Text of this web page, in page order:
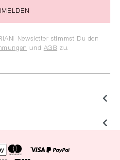
Newsletter stimmst Du den
und AGB zu.